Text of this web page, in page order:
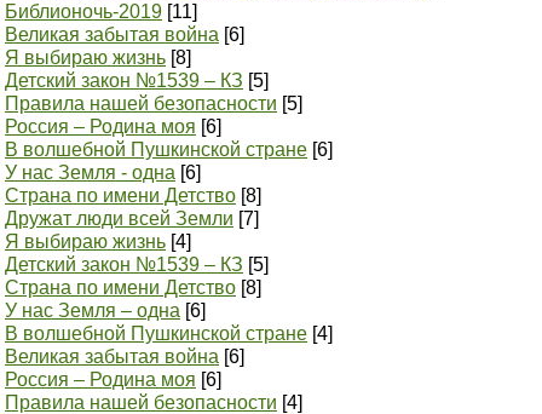
Библионочь-2019 [11]
Великая забытая война [6]
Я выбираю жизнь [8]
Детский закон №1539 – КЗ [5]
Правила нашей безопасности [5]
Россия – Родина моя [6]
В волшебной Пушкинской стране [6]
У нас Земля - одна [6]
Страна по имени Детство [8]
Дружат люди всей Земли [7]
Я выбираю жизнь [4]
Детский закон №1539 – КЗ [5]
Страна по имени Детство [8]
У нас Земля – одна [6]
В волшебной Пушкинской стране [4]
Великая забытая война [6]
Россия – Родина моя [6]
Правила нашей безопасности [4]